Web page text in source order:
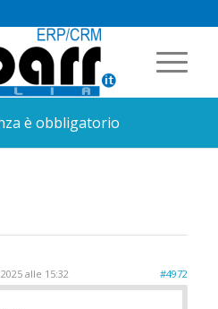
è obbligatorio
alle 15:32 #4972